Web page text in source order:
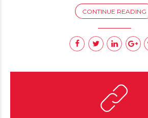
CONTINUE READING